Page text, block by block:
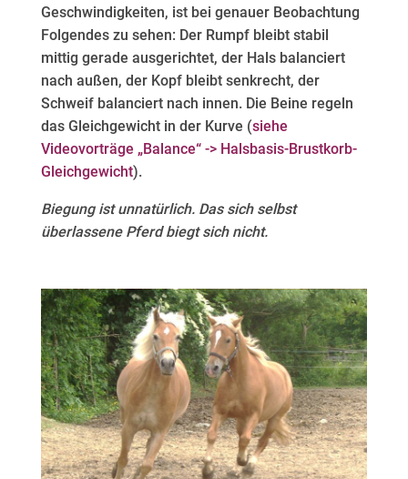
Geschwindigkeiten, ist bei genauer Beobachtung
Folgendes zu sehen: Der Rumpf bleibt stabil
mittig gerade ausgerichtet, der Hals balanciert
nach außen, der Kopf bleibt senkrecht, der
Schweif balanciert nach innen. Die Beine regeln
das Gleichgewicht in der Kurve (siehe
Videovorträge „Balance“ -> Halsbasis-Brustkorb-
Gleichgewicht).
Biegung ist unnatürlich. Das sich selbst
überlassene Pferd biegt sich nicht.